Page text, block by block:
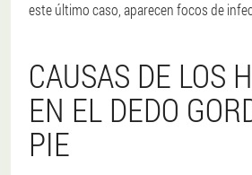
este último caso, aparecen focos de
CAUSAS DE LOS
EN EL DEDO
PIE